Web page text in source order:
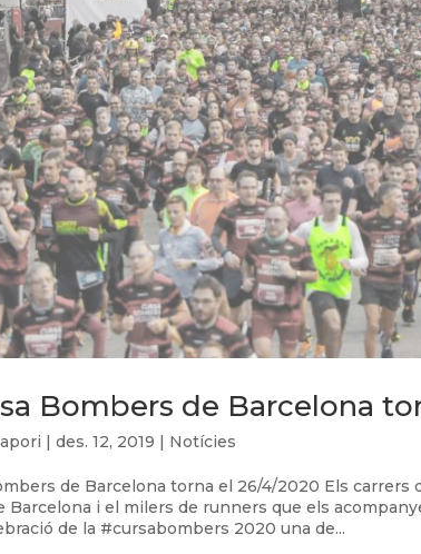
Bombers de Barcelona
|des. 12, 2019 Notícies
de Barcelona torna el 26/4/2020 Els
Barcelona i el milers de runners que els
de la #cursabombers 2020 una de...